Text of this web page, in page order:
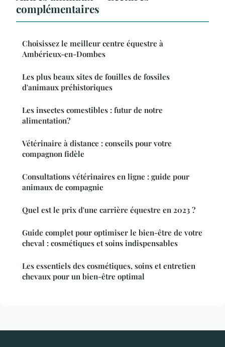
complémentaires
Choisissez le meilleur centre équestre à
Ambérieux-en-Dombes
Les plus beaux sites de fouilles de fossiles
d'animaux préhistoriques
Les insectes comestibles : futur de notre
alimentation?
Vétérinaire à distance : conseils pour votre
compagnon fidèle
Consultations vétérinaires en ligne : guide pour
animaux de compagnie
Quel est le prix d'une carrière équestre en 2023 ?
Guide complet pour optimiser le bien-être de votre
cheval : cosmétiques et soins indispensables
Les essentiels des cosmétiques, soins et entretien
chevaux pour un bien-être optimal